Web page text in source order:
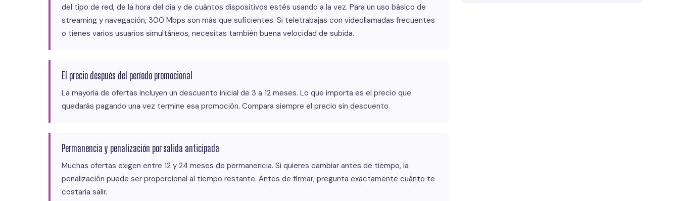
del tipo de red, de la hora del día y de cuántos dispositivos estés usando a la vez. Para un uso básico de
streaming y navegación, 300 Mbps son más que suficientes. Si teletrabajas con videollamadas frecuentes
o tienes varios usuarios simultáneos, necesitas también buena velocidad de subida.
El precio después del período promocional
La mayoría de ofertas incluyen un descuento inicial de 3 a 12 meses. Lo que importa es el precio que
quedarás pagando una vez termine esa promoción. Compara siempre el precio sin descuento.
Permanencia y penalización por salida anticipada
Muchas ofertas exigen entre 12 y 24 meses de permanencia. Si quieres cambiar antes de tiempo, la
penalización puede ser proporcional al tiempo restante. Antes de firmar, pregunta exactamente cuánto te
costaría salir.